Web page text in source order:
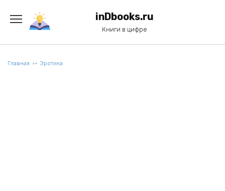
содержанию
inDbooks.ru
Книги в цифре
Главная Эротика